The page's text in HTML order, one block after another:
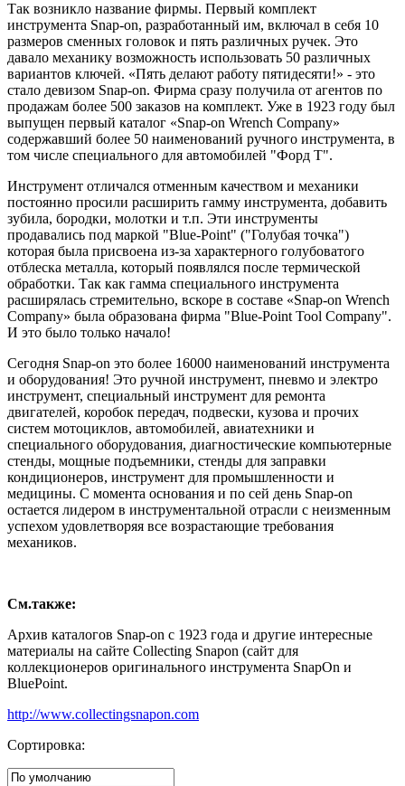
Так возникло название фирмы. Первый комплект
инструмента Snap-on, разработанный им, включал в себя 10
размеров сменных головок и пять различных ручек. Это
давало механику возможность использовать 50 различных
вариантов ключей. «Пять делают работу пятидесяти!» - это
стало девизом Snap-on. Фирма сразу получила от агентов по
продажам более 500 заказов на комплект. Уже в 1923 году был
выпущен первый каталог «Snap-on Wrench Company»
содержавший более 50 наименований ручного инструмента, в
том числе специального для автомобилей "Форд Т".
Инструмент отличался отменным качеством и механики
постоянно просили расширить гамму инструмента, добавить
зубила, бородки, молотки и т.п. Эти инструменты
продавались под маркой "Blue-Point" ("Голубая точка")
которая была присвоена из-за характерного голубоватого
отблеска металла, который появлялся после термической
обработки. Так как гамма специального инструмента
расширялась стремительно, вскоре в составе «Snap-on Wrench
Company» была образована фирма "Blue-Point Tool Company".
И это было только начало!
Сегодня Snap-on это более 16000 наименований инструмента
и оборудования! Это ручной инструмент, пневмо и электро
инструмент, специальный инструмент для ремонта
двигателей, коробок передач, подвески, кузова и прочих
систем мотоциклов, автомобилей, авиатехники и
специального оборудования, диагностические компьютерные
стенды, мощные подъемники, стенды для заправки
кондиционеров, инструмент для промышленности и
медицины. С момента основания и по сей день Snap-on
остается лидером в инструментальной отрасли с неизменным
успехом удовлетворяя все возрастающие требования
механиков.
См.также:
Архив каталогов Snap-on с 1923 года и другие интересные
материалы на сайте Collecting Snapon (сайт для
коллекционеров оригинального инструмента SnapOn и
BluePoint.
http://www.collectingsnapon.com
Сортировка: